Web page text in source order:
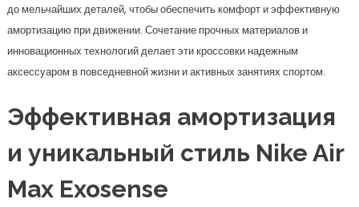
до мельчайших деталей, чтобы обеспечить комфорт и эффективную
амортизацию при движении. Сочетание прочных материалов и
инновационных технологий делает эти кроссовки надежным
аксессуаром в повседневной жизни и активных занятиях спортом.
Эффективная амортизация
и уникальный стиль Nike Air
Max Exosense